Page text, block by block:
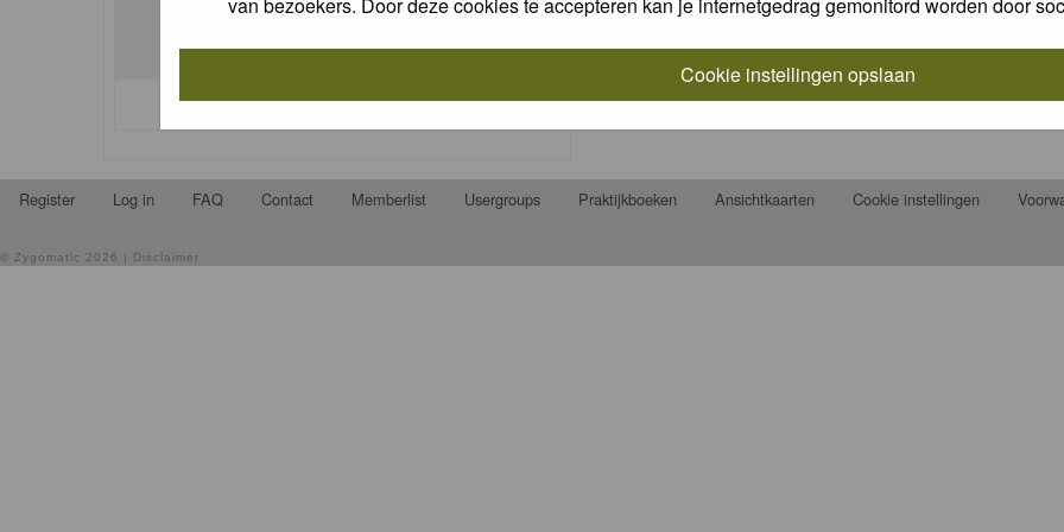
Cookie instellingen opslaan
I forgot my password
Register Log in FAQ Contact Memberlist Usergroups Praktijkboeken Ansichtkaarten Cookie instellingen
© Zygomatic 2026 | Disclaimer